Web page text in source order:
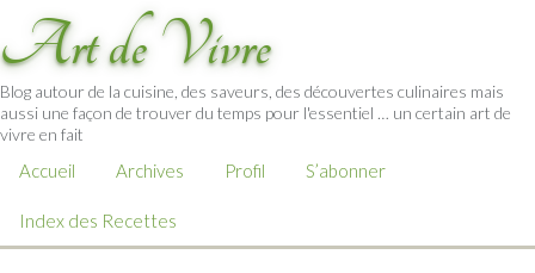
Art de Vivre
Blog autour de la cuisine, des saveurs, des découvertes culinaires mais
aussi une façon de trouver du temps pour l'essentiel … un certain art de
vivre en fait
Accueil Archives Profil S’abonner
Index des Recettes